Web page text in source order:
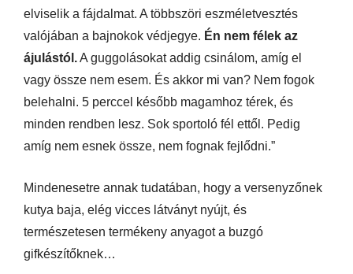
elviselik a fájdalmat. A többszöri eszméletvesztés
valójában a bajnokok védjegye. Én nem félek az
ájulástól.A guggolásokat addig csinálom, amíg el
vagy össze nem esem. És akkor mi van? Nem fogok
belehalni. 5 perccel később magamhoz térek, és
minden rendben lesz. Sok sportoló fél ettől. Pedig
amíg nem esnek össze, nem fognak fejlődni.”
Mindenesetre annak tudatában, hogy a versenyzőnek
kutya baja, elég vicces látványt nyújt, és
természetesen termékeny anyagot a buzgó
gifkészítőknek…